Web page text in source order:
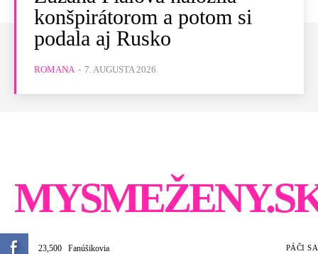
konšpirátorom a potom si
podala aj Rusko
ROMANA - 7. AUGUSTA 2026
23,500 Fanúšikovia PÁČI SA